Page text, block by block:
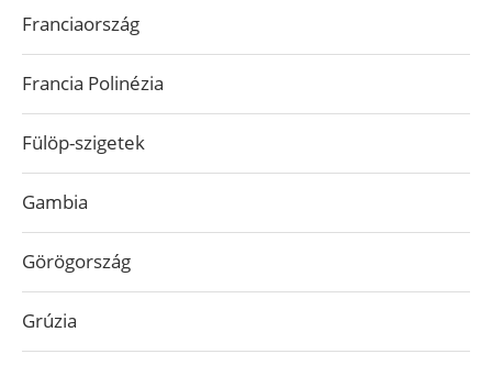
Franciaország
Francia Polinézia
Fülöp-szigetek
Gambia
Görögország
Grúzia